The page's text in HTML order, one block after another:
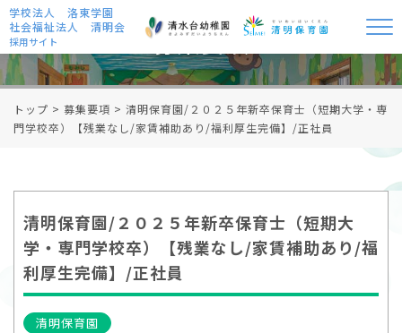
学校法人 洛東学園
社会福祉法人 清明会
採用サイト 募集要項
トップ > 募集要項 > 清明保育園/２０２５年新卒保育士（短期大学・専
門学校卒）【残業なし/家賃補助あり/福利厚生完備】/正社員
清明保育園/２０２５年新卒保育士（短期大
学・専門学校卒）【残業なし/家賃補助あり/福
利厚生完備】/正社員
清明保育園